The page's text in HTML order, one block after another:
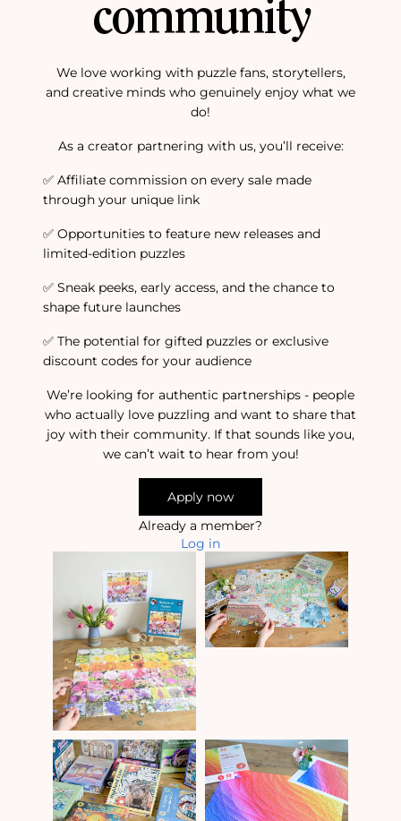
community
We love working with puzzle fans, storytellers,
and creative minds who genuinely enjoy what we
do!
As a creator partnering with us, you’ll receive:
✅ Affiliate commission on every sale made
through your unique link
✅ Opportunities to feature new releases and
limited-edition puzzles
✅ Sneak peeks, early access, and the chance to
shape future launches
✅ The potential for gifted puzzles or exclusive
discount codes for your audience
We’re looking for authentic partnerships - people
who actually love puzzling and want to share that
joy with their community. If that sounds like you,
we can’t wait to hear from you!
Apply now
Already a member?
Log in